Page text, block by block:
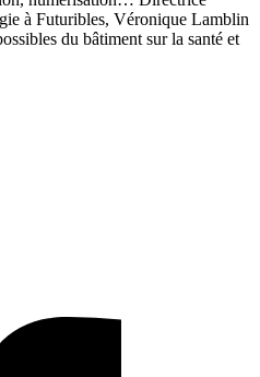
à Futuribles, Véronique Lamblin
du bâtiment sur la santé et